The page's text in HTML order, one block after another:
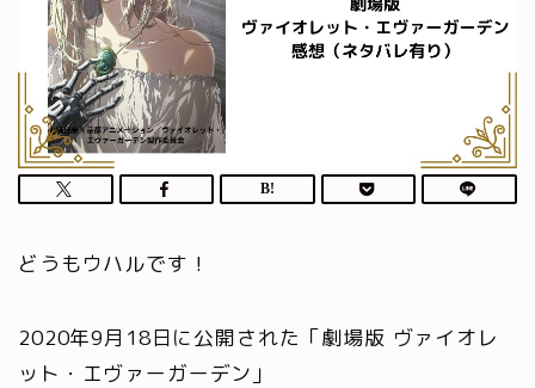
どうもウハルです！
2020年9月18日に公開された「劇場版 ヴァイオレ
ット・エヴァーガーデン 」